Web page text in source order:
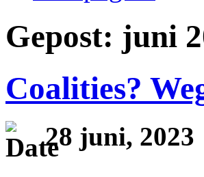
Gepost: juni
Coalities?
28 juni, 2023